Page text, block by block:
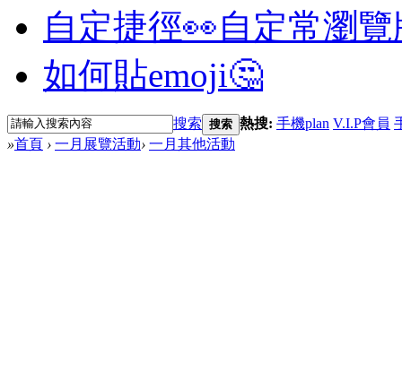
自定捷徑👀自定常瀏
如何貼emoji🤔
搜索 搜索 熱搜: 手機plan V.I.P會員
»首頁 › 一月展覽活動› 一月其他活動